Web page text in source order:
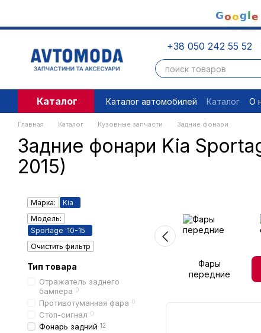
+38 050 242 55 52
Каталог Каталог автомобилей Каталог О
Пользовательское соглашение
Главная Каталог Кузовные запчасти Задние фонари
Задние фонари Kia
2015)
Фары
передние
Марка:
Kia
Модель:
Sportage '10-15
Очистить фильтр
Тип товара
Отражатель заднего
бампера 0
Противотуманная фара 0
Стоп-сигнал 0
Фонарь задний 12